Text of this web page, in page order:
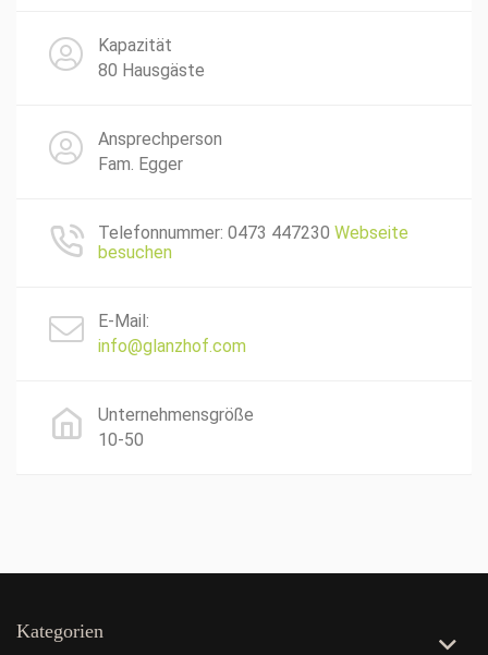
Kapazität
80 Hausgäste
Ansprechperson
Fam. Egger
Telefonnummer: 0473 447230 Webseite
besuchen
E-Mail:
info@glanzhof.com
Unternehmensgröße
10-50
Kategorien